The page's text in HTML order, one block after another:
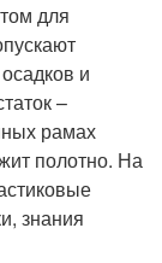
для
и
–
рамах
полотно. На
знания